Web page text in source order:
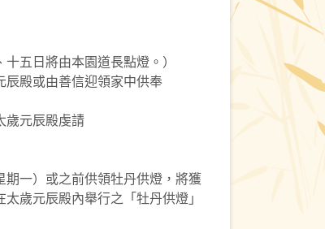
五日將由本園道長點燈。）
殿或由善信迎領家中供奉
歲元辰殿虔請
一）或之前供領牡丹供燈，將獲
歲元辰殿內舉行之「牡丹供燈」